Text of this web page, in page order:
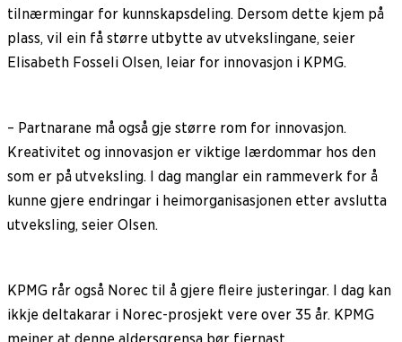
tilnærmingar for kunnskapsdeling. Dersom dette kjem på
plass, vil ein få større utbytte av utvekslingane, seier
Elisabeth Fosseli Olsen, leiar for innovasjon i KPMG.
– Partnarane må også gje større rom for innovasjon.
Kreativitet og innovasjon er viktige lærdommar hos den
som er på utveksling. I dag manglar ein rammeverk for å
kunne gjere endringar i heimorganisasjonen etter avslutta
utveksling, seier Olsen.
KPMG rår også Norec til å gjere fleire justeringar. I dag kan
ikkje deltakarar i Norec-prosjekt vere over 35 år. KPMG